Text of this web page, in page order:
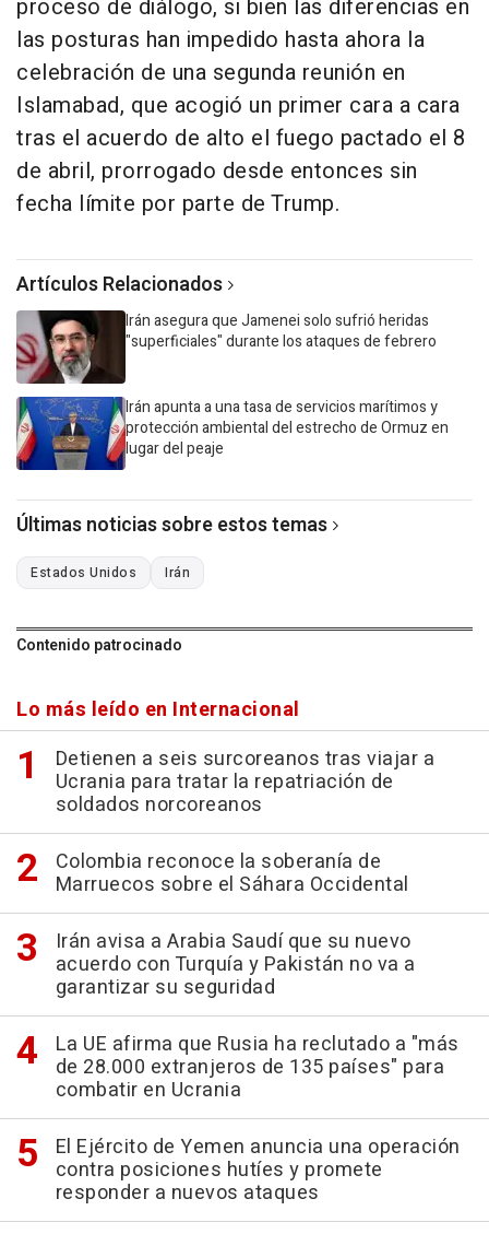
proceso de diálogo, si bien las diferencias en
las posturas han impedido hasta ahora la
celebración de una segunda reunión en
Islamabad, que acogió un primer cara a cara
tras el acuerdo de alto el fuego pactado el 8
de abril, prorrogado desde entonces sin
fecha límite por parte de Trump.
Artículos Relacionados
Irán asegura que Jamenei solo sufrió heridas
"superficiales" durante los ataques de febrero
Irán apunta a una tasa de servicios marítimos y
protección ambiental del estrecho de Ormuz en
lugar del peaje
Últimas noticias sobre estos temas
Estados Unidos Irán
Contenido patrocinado
Lo más leído en Internacional
Detienen a seis surcoreanos tras viajar a
Ucrania para tratar la repatriación de
soldados norcoreanos
Colombia reconoce la soberanía de
Marruecos sobre el Sáhara Occidental
Irán avisa a Arabia Saudí que su nuevo
acuerdo con Turquía y Pakistán no va a
garantizar su seguridad
La UE afirma que Rusia ha reclutado a "más
de 28.000 extranjeros de 135 países" para
combatir en Ucrania
El Ejército de Yemen anuncia una operación
contra posiciones hutíes y promete
responder a nuevos ataques